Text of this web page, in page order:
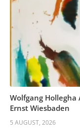
Wolfgang
Ernst Wiesbaden
5 AUGUST, 2026